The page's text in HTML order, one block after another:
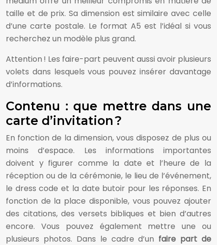
taille et de prix. Sa dimension est similaire avec celle
d’une carte postale. Le format A5 est l’idéal si vous
recherchez un modèle plus grand.
Attention ! Les faire-part peuvent aussi avoir plusieurs
volets dans lesquels vous pouvez insérer davantage
d’informations.
Contenu : que mettre dans une
carte d’invitation ?
En fonction de la dimension, vous disposez de plus ou
moins d’espace. Les informations importantes
doivent y figurer comme la date et l’heure de la
réception ou de la cérémonie, le lieu de l’événement,
le dress code et la date butoir pour les réponses. En
fonction de la place disponible, vous pouvez ajouter
des citations, des versets bibliques et bien d’autres
encore. Vous pouvez également mettre une ou
plusieurs photos. Dans le cadre d’un faire part de